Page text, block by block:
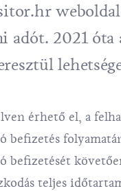
adót. 2021 óta
érhető el, a
befizetés
befizetését
teljes